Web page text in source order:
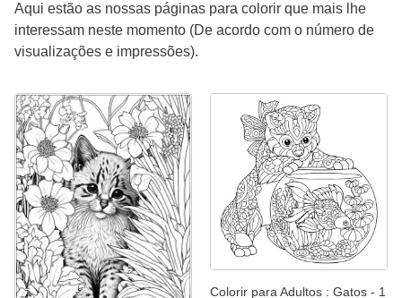
Aqui estão as nossas páginas para colorir que mais lhe
interessam neste momento (De acordo com o número de
visualizações e impressões).
Colorir para Adultos : Gatos - 1